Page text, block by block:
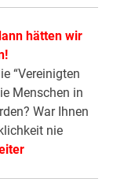
hätten wir
“Vereinigten
Menschen in
War Ihnen
nie